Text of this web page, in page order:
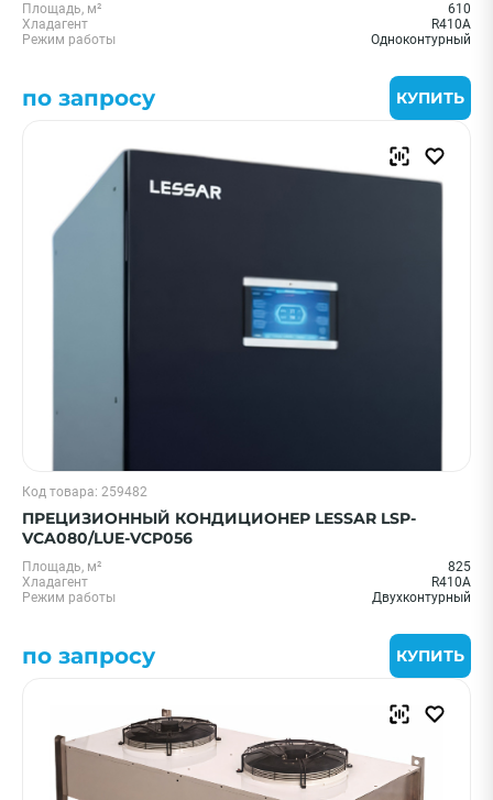
Площадь, м²
610
Хладагент
R410A
Режим работы
Одноконтурный
по запросу КУПИТЬ
Код товара: 259482
ПРЕЦИЗИОННЫЙ КОНДИЦИОНЕР LESSAR LSP-
VCA080/LUE-VCP056
Площадь, м²
825
Хладагент
R410A
Режим работы
Двухконтурный
по запросу КУПИТЬ